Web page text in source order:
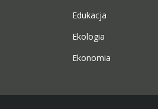
Edukacja
Ekologia
Ekonomia